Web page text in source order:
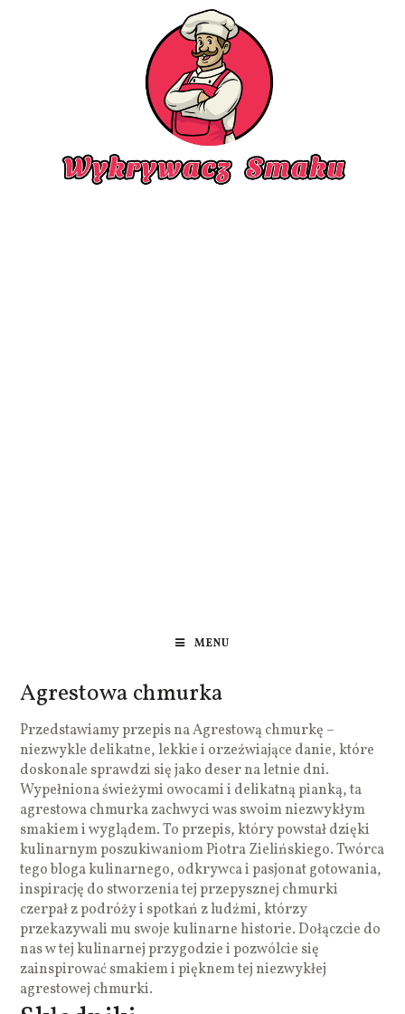
MENU
Agrestowa chmurka
Przedstawiamy przepis na Agrestową chmurkę –
niezwykle delikatne, lekkie i orzeźwiające danie, które
doskonale sprawdzi się jako deser na letnie dni.
Wypełniona świeżymi owocami i delikatną pianką, ta
agrestowa chmurka zachwyci was swoim niezwykłym
smakiem i wyglądem. To przepis, który powstał dzięki
kulinarnym poszukiwaniom Piotra Zielińskiego. Twórca
tego bloga kulinarnego, odkrywca i pasjonat gotowania,
inspirację do stworzenia tej przepysznej chmurki
czerpał z podróży i spotkań z ludźmi, którzy
przekazywali mu swoje kulinarne historie. Dołączcie do
nas w tej kulinarnej przygodzie i pozwólcie się
zainspirować smakiem i pięknem tej niezwykłej
agrestowej chmurki.